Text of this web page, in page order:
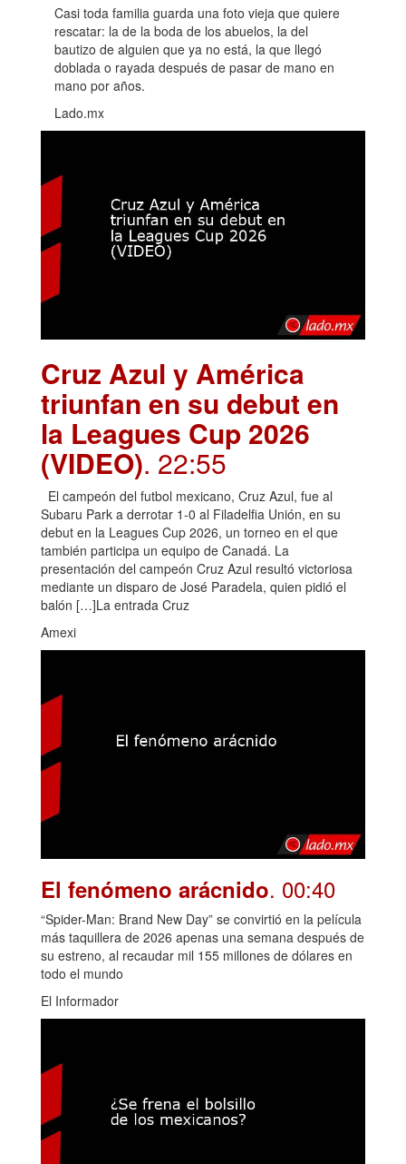
Casi toda familia guarda una foto vieja que quiere
rescatar: la de la boda de los abuelos, la del
bautizo de alguien que ya no está, la que llegó
doblada o rayada después de pasar de mano en
mano por años.
Lado.mx
Cruz Azul y América
triunfan en su debut en
la Leagues Cup 2026
(VIDEO). 22:55
El campeón del futbol mexicano, Cruz Azul, fue al
Subaru Park a derrotar 1-0 al Filadelfia Unión, en su
debut en la Leagues Cup 2026, un torneo en el que
también participa un equipo de Canadá. La
presentación del campeón Cruz Azul resultó victoriosa
mediante un disparo de José Paradela, quien pidió el
balón […]La entrada Cruz
Amexi
El fenómeno arácnido. 00:40
“Spider-Man: Brand New Day” se convirtió en la película
más taquillera de 2026 apenas una semana después de
su estreno, al recaudar mil 155 millones de dólares en
todo el mundo
El Informador